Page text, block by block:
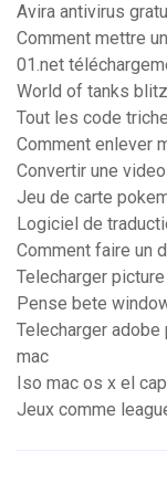
Avira antivirus
Comment mettre
01.net
World of tanks
Tout les code
Comment enlever
Convertir une
Jeu de carte
Logiciel de
Comment faire un
Telecharger
Pense bete
Telecharger
mac
Iso mac os x el
Jeux comme